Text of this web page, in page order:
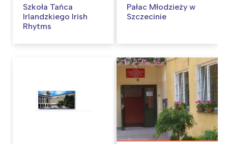
Szkoła Tańca
Irlandzkiego Irish
Rhytms
Pałac Młodzieży w
Szczecinie